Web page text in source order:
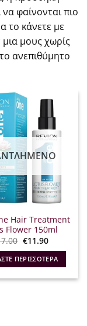
φαίνονται πιο
το κάνετε με
μους χωρίς
ανεπιθύμητο
Hair Treatment
Flower 150ml
Original
price
was:
€17.00.
€11.90Η
τιμή
είναι:
€11.90.
ΠΕΡΙΣΣΌΤΕΡΑ